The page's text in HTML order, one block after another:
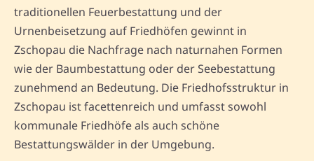
traditionellen Feuerbestattung und der
Urnenbeisetzung auf Friedhöfen gewinnt in
Zschopau die Nachfrage nach naturnahen Formen
wie der Baumbestattung oder der Seebestattung
zunehmend an Bedeutung. Die Friedhofsstruktur in
Zschopau ist facettenreich und umfasst sowohl
kommunale Friedhöfe als auch schöne
Bestattungswälder in der Umgebung.